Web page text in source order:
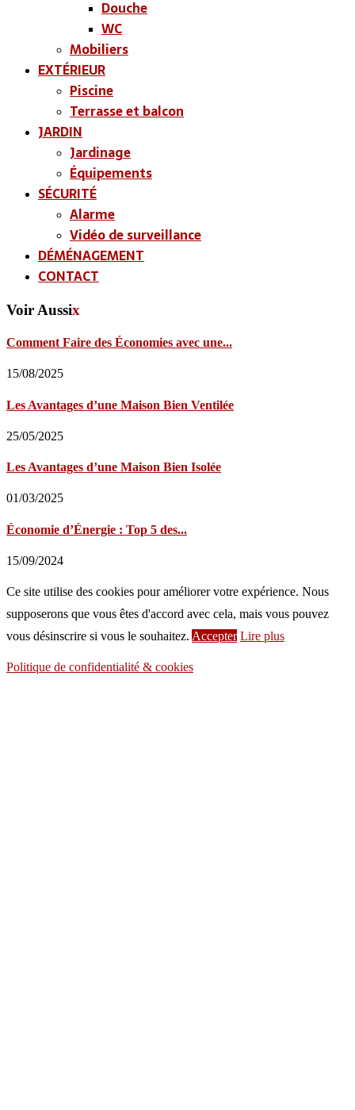
Douche
WC
Mobiliers
EXTÉRIEUR
Piscine
Terrasse et balcon
JARDIN
Jardinage
Équipements
SÉCURITÉ
Alarme
Vidéo de surveillance
DÉMÉNAGEMENT
CONTACT
Voir Aussix
Comment Faire des Économies avec une...
15/08/2025
Les Avantages d’une Maison Bien Ventilée
25/05/2025
Les Avantages d’une Maison Bien Isolée
01/03/2025
Économie d’Énergie : Top 5 des...
15/09/2024
Ce site utilise des cookies pour améliorer votre expérience. Nous
supposerons que vous êtes d'accord avec cela, mais vous pouvez
vous désinscrire si vous le souhaitez. Accepter Lire plus
Politique de confidentialité & cookies